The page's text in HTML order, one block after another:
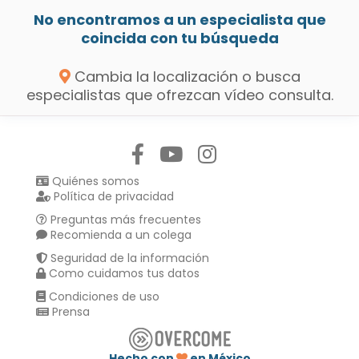
No encontramos a un especialista que
coincida con tu búsqueda
Cambia la localización o busca
especialistas que ofrezcan vídeo consulta.
Quiénes somos
Política de privacidad
Preguntas más frecuentes
Recomienda a un colega
Seguridad de la información
Como cuidamos tus datos
Condiciones de uso
Prensa